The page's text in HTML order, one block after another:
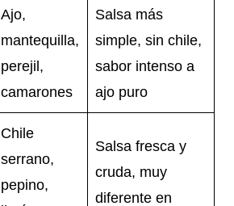
Ajo,
mantequilla,
perejil,
camarones
Salsa más
simple, sin chile,
sabor intenso a
ajo puro
Chile
serrano,
pepino,
Salsa fresca y
cruda, muy
diferente en